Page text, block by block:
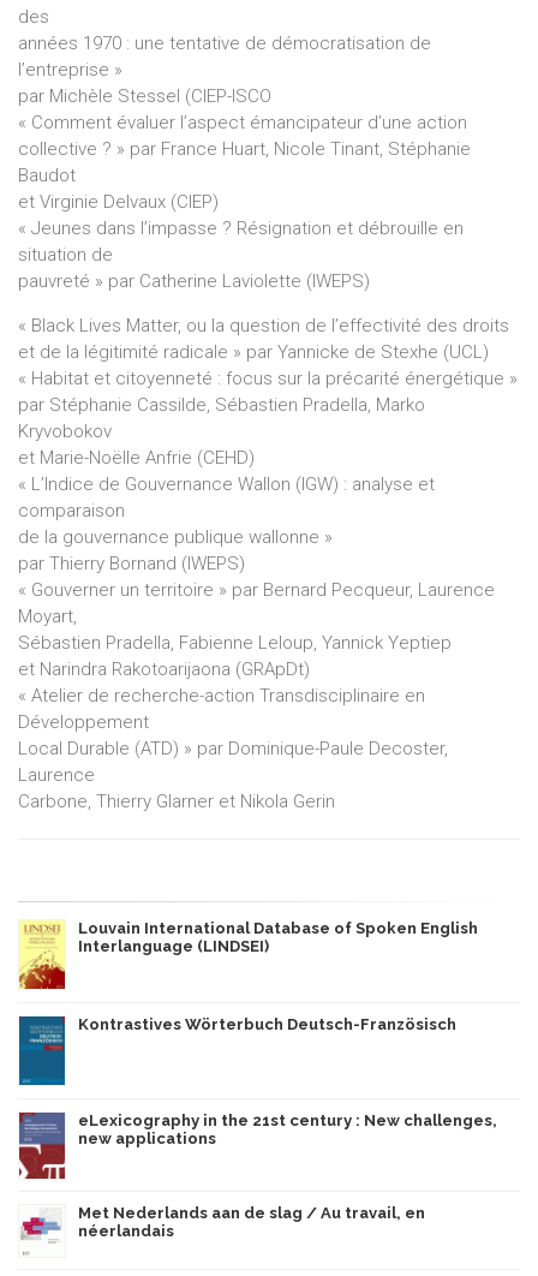
des
années 1970 : une tentative de démocratisation de
l’entreprise »
par Michèle Stessel (CIEP-ISCO
« Comment évaluer l’aspect émancipateur d’une action
collective ? » par France Huart, Nicole Tinant, Stéphanie
Baudot
et Virginie Delvaux (CIEP)
« Jeunes dans l’impasse ? Résignation et débrouille en
situation de
pauvreté » par Catherine Laviolette (IWEPS)
« Black Lives Matter, ou la question de l’effectivité des droits
et de la légitimité radicale » par Yannicke de Stexhe (UCL)
« Habitat et citoyenneté : focus sur la précarité énergétique »
par Stéphanie Cassilde, Sébastien Pradella, Marko
Kryvobokov
et Marie-Noëlle Anfrie (CEHD)
« L’Indice de Gouvernance Wallon (IGW) : analyse et
comparaison
de la gouvernance publique wallonne »
par Thierry Bornand (IWEPS)
« Gouverner un territoire » par Bernard Pecqueur, Laurence
Moyart,
Sébastien Pradella, Fabienne Leloup, Yannick Yeptiep
et Narindra Rakotoarijaona (GRApDt)
« Atelier de recherche-action Transdisciplinaire en
Développement
Local Durable (ATD) » par Dominique-Paule Decoster,
Laurence
Carbone, Thierry Glarner et Nikola Gerin
Louvain International Database of Spoken English
Interlanguage (LINDSEI)
Kontrastives Wörterbuch Deutsch-Französisch
eLexicography in the 21st century : New challenges,
new applications
Met Nederlands aan de slag / Au travail, en
néerlandais